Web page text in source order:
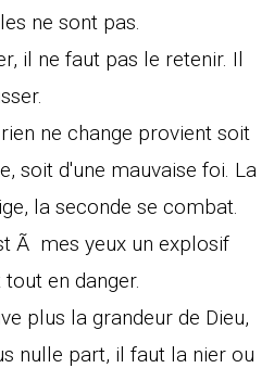
ne sont pas.
il ne faut pas le retenir. Il
ne change provient soit
soit d'une mauvaise foi. La
la seconde se combat.
Ã mes yeux un explosif
en danger.
plus la grandeur de Dieu,
nulle part, il faut la nier ou